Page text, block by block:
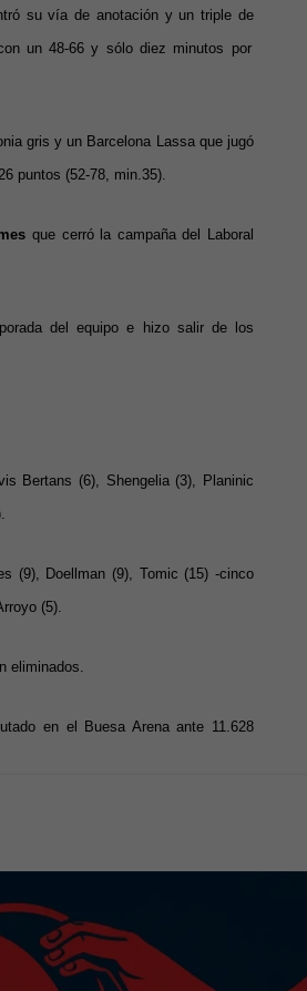
su vía de anotación y un triple de
un 48-66 y sólo diez minutos por
gris y un Barcelona Lassa que jugó
puntos (52-78, min.35).
que cerró la campaña del Laboral
del equipo e hizo salir de los
Bertans (6), Shengelia (3), Planinic
(9), Doellman (9), Tomic (15) -cinco
(5).
eliminados.
en el Buesa Arena ante 11.628